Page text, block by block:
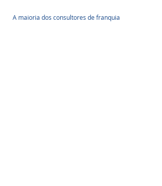
A maioria dos consultores de franquia